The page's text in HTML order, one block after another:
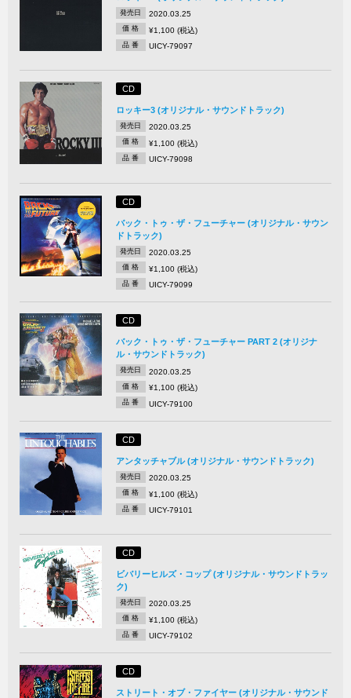
発売日 2020.03.25
価 格 ¥1,100 (税込)
品 番 UICY-79097
CD
ロッキー3 (オリジナル・サウンドトラック)
発売日 2020.03.25
価 格 ¥1,100 (税込)
品 番 UICY-79098
CD
バック・トゥ・ザ・フューチャー (オリジナル・サウン
ドトラック)
発売日 2020.03.25
価 格 ¥1,100 (税込)
品 番 UICY-79099
CD
バック・トゥ・ザ・フューチャー PART 2 (オリジナ
ル・サウンドトラック)
発売日 2020.03.25
価 格 ¥1,100 (税込)
品 番 UICY-79100
CD
アンタッチャブル (オリジナル・サウンドトラック)
発売日 2020.03.25
価 格 ¥1,100 (税込)
品 番 UICY-79101
CD
ビバリーヒルズ・コップ (オリジナル・サウンドトラッ
ク)
発売日 2020.03.25
価 格 ¥1,100 (税込)
品 番 UICY-79102
CD
ストリート・オブ・ファイヤー (オリジナル・サウンド